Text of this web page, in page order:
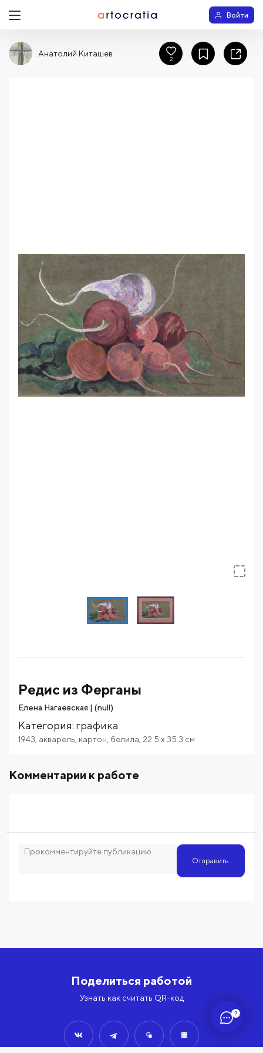
?
Войти
Редис из Ферганы
Елена Нагаевская | (null)
Категория: графика
1943, акварель, картон, белила, 22.5 x 35.3 см
Комментарии к работе
Отправить
Анатолий Киташев
2
Поделиться работой
Узнать как считать QR-код